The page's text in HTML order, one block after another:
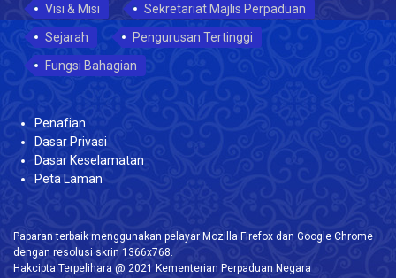
Visi & Misi
Sekretariat Majlis Perpaduan
Sejarah
Pengurusan Tertinggi
Fungsi Bahagian
Penafian
Dasar Privasi
Dasar Keselamatan
Peta Laman
Paparan terbaik menggunakan pelayar Mozilla Firefox dan Google Chrome
dengan resolusi skrin 1366x768.
Hakcipta Terpelihara @ 2021 Kementerian Perpaduan Negara